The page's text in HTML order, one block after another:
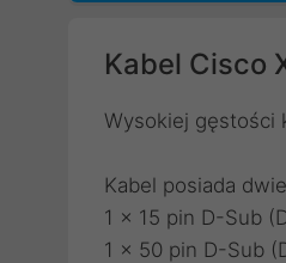
Kabel Cisco
Wysokiej gęstości
Kabel posiada
1 x 15 pin D-Sub
1 x 50 pin D-Sub